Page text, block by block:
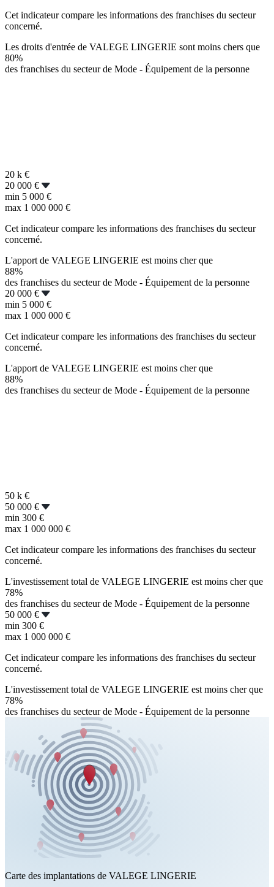
Cet indicateur compare les informations des franchises du secteur
concerné.
Les droits d'entrée de VALEGE LINGERIE sont moins chers que
80%
des franchises du secteur de Mode - Équipement de la personne
20 k €
20 000 €
min 5 000 €
max 1 000 000 €
Cet indicateur compare les informations des franchises du secteur
concerné.
L'apport de VALEGE LINGERIE est moins cher que
88%
des franchises du secteur de Mode - Équipement de la personne
20 000 €
min 5 000 €
max 1 000 000 €
Cet indicateur compare les informations des franchises du secteur
concerné.
L'apport de VALEGE LINGERIE est moins cher que
88%
des franchises du secteur de Mode - Équipement de la personne
50 k €
50 000 €
min 300 €
max 1 000 000 €
Cet indicateur compare les informations des franchises du secteur
concerné.
L'investissement total de VALEGE LINGERIE est moins cher que
78%
des franchises du secteur de Mode - Équipement de la personne
50 000 €
min 300 €
max 1 000 000 €
Cet indicateur compare les informations des franchises du secteur
concerné.
L'investissement total de VALEGE LINGERIE est moins cher que
78%
des franchises du secteur de Mode - Équipement de la personne
Carte des implantations de VALEGE LINGERIE